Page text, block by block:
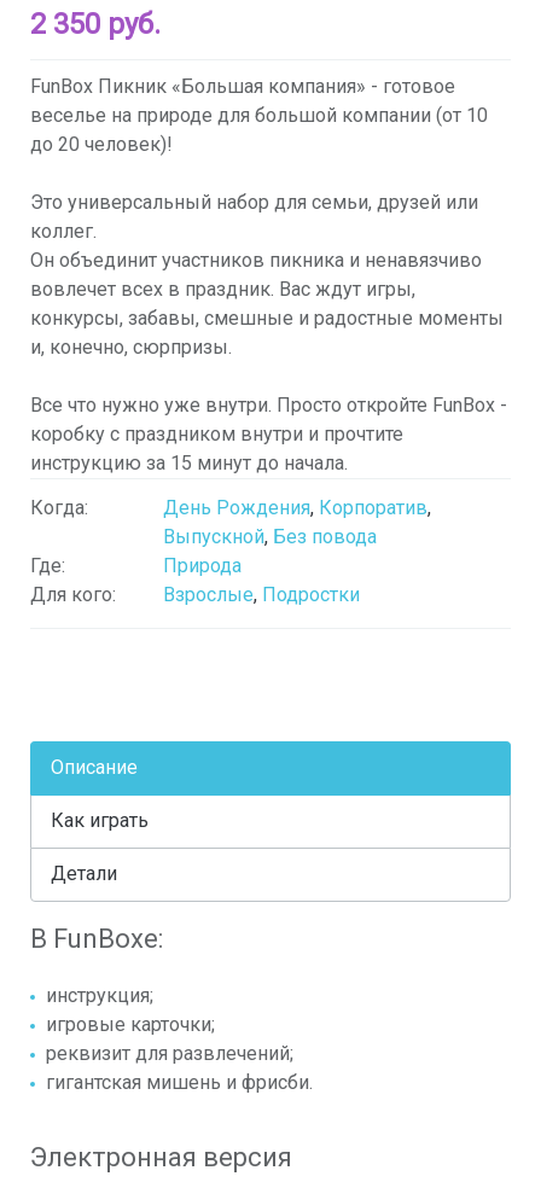
2 350 руб.
FunBox Пикник «Большая компания» - готовое
веселье на природе для большой компании (от 10
до 20 человек)!
Это универсальный набор для семьи, друзей или
коллег.
Он объединит участников пикника и ненавязчиво
вовлечет всех в праздник. Вас ждут игры,
конкурсы, забавы, смешные и радостные моменты
и, конечно, сюрпризы.
Все что нужно уже внутри. Просто откройте FunBox -
коробку с праздником внутри и прочтите
инструкцию за 15 минут до начала.
Когда:
День Рождения, Корпоратив,
Выпускной, Без повода
Где:
Природа
Для кого:
Взрослые, Подростки
Описание
Как играть
Детали
В FunBoxe:
инструкция;
игровые карточки;
реквизит для развлечений;
гигантская мишень и фрисби.
Электронная версия